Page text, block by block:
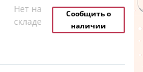
Нет на
складе
Сообщить о
наличии